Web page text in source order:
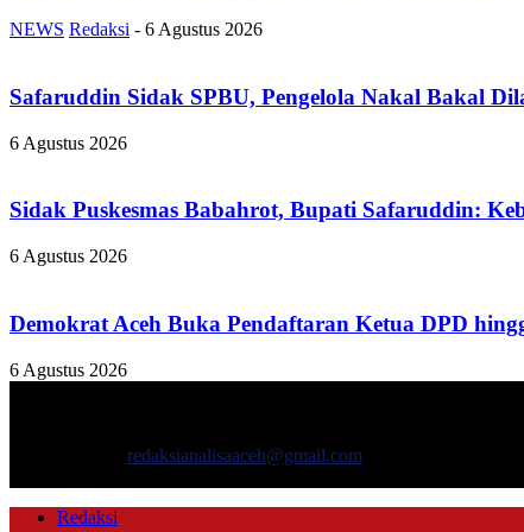
NEWS Redaksi - 6 Agustus 2026
Safaruddin Sidak SPBU, Pengelola Nakal Bakal
6 Agustus 2026
Sidak Puskesmas Babahrot, Bupati Safaruddin:
6 Agustus 2026
Demokrat Aceh Buka Pendaftaran Ketua DPD
6 Agustus 2026
redaksianalisaaceh@gmail.com
Redaksi